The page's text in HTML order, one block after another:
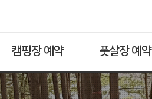
캠핑장 예약 풋살장 예약